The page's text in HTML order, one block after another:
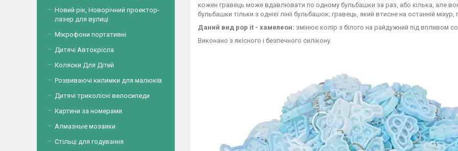
кожен гравець може вдавлювати по одному бульбашки за раз, або кілька, але
бульбашки тільки з однієї лінії бульбашок; гравець, який втисне на останній міхур,
Даний вид pop it - хамелеон: змінює колір з білого на райдужний під впливом
Виконано з якісного і безпечного силікону.
Новий рік, Новорічний проектор-
лазер для вулиці
Мікрофони портативні
Дитячі Автокрісла
Коляски Для Дітей
Розвиваючі килимки для малюків
Дитячі триколісні велосипеди
Картини за номерами
Алмазные мозаики
Стільці для годування